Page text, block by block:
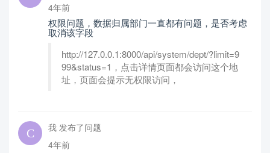
4年前
权限问题，数据归属部门一直都有问题，是否考虑
取消该字段
http://127.0.0.1:8000/api/system/dept/?limit=9
99&status=1，点击详情页面都会访问这个地
址，页面会提示无权限访问，
我 发布了问题
4年前